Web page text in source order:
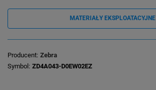
MATERIAŁY EKSPLOATACYJNE
Producent Zebra
Symbol ZD4A043-D0EW02EZ